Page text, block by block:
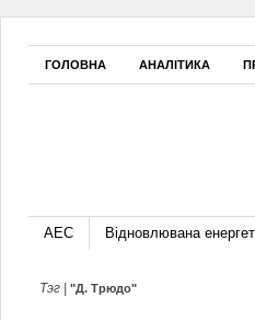
ГОЛОВНА АНАЛІТИКА
АЕС Відновлювана
Тэг | "Д. Трюдо"